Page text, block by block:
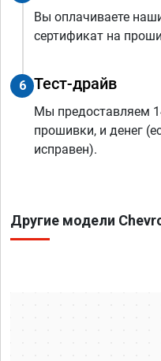
Вы оплачиваете
сертификат на
6 Тест-драйв
Мы предоставляем
прошивки, и денег
исправен).
Другие модели